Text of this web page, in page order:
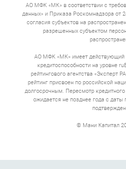
Получение денег. Деньги
нескольких минут,
оформляете займ на
приобретение
идти по межбанковским
Полная
Ставка 0,8% в день выглядит
365 дней — получите 292%
процент превращаются в 11
АО МФК «МК» в соответствии с
данных» и Приказа Роскомнадзора от
согласия субъектов на
разрешенных субъектом
АО МФК «МК» имеет действующий
кредитоспособности на уровне
рейтингового агентства «Эксперт
рейтинг присвоен по российской
долгосрочным. Пересмотр
ожидается не позднее года с даты
© Мани Капитал